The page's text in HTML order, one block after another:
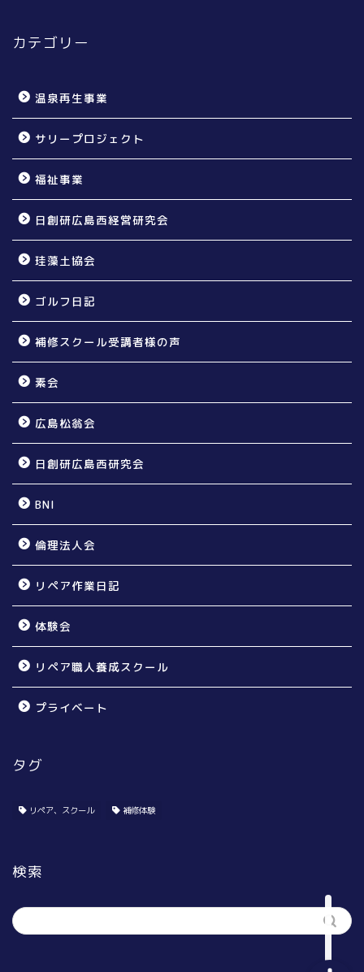
カテゴリー
温泉再生事業
サリープロジェクト
福祉事業
日創研広島西経営研究会
珪藻土協会
ゴルフ日記
補修スクール受講者様の声
素会
広島松翁会
日創研広島西研究会
BNI
倫理法人会
リペア作業日記
体験会
リペア職人養成スクール
プライベート
タグ
リペア、スクール 補修体験
検索